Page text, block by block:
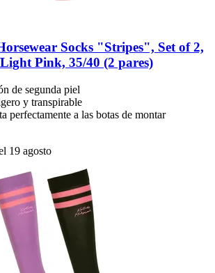
Socks "Stripes", Set of 2,
Pink, 35/40 (2 pares)
de segunda piel
y transpirable
perfectamente a las botas de montar
19 agosto